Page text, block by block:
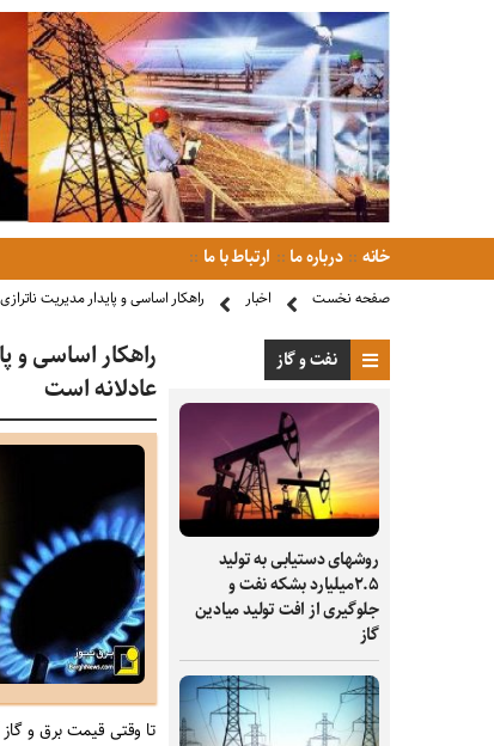
خانه درباره ما ارتباط با ما
صفحه نخست اخبار راهکار اساسی و پایدار مدیریت
نفت و گاز
روشهای دستیابی به تولید
۲.۵میلیارد بشکه نفت و
جلوگیری از افت تولید میادین
گاز
راهکار اساسی و
عادلانه است